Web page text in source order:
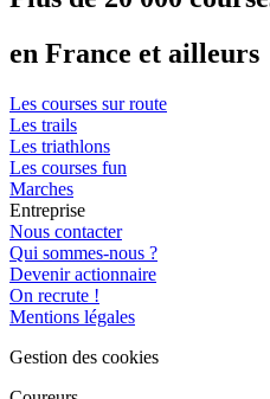
en France et ailleurs
Les courses sur route
Les trails
Les triathlons
Les courses fun
Marches
Entreprise
Nous contacter
Qui sommes-nous ?
Devenir actionnaire
On recrute !
Mentions légales
Gestion des cookies